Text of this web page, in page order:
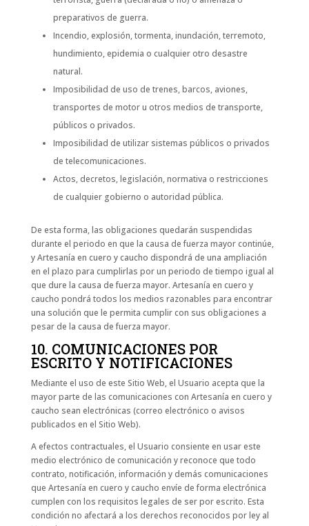
preparativos de guerra.
Incendio, explosión, tormenta, inundación, terremoto,
hundimiento, epidemia o cualquier otro desastre
natural.
Imposibilidad de uso de trenes, barcos, aviones,
transportes de motor u otros medios de transporte,
públicos o privados.
Imposibilidad de utilizar sistemas públicos o privados
de telecomunicaciones.
Actos, decretos, legislación, normativa o restricciones
de cualquier gobierno o autoridad pública.
De esta forma, las obligaciones quedarán suspendidas
durante el periodo en que la causa de fuerza mayor continúe,
y Artesanía en cuero y caucho dispondrá de una ampliación
en el plazo para cumplirlas por un periodo de tiempo igual al
que dure la causa de fuerza mayor. Artesanía en cuero y
caucho pondrá todos los medios razonables para encontrar
una solución que le permita cumplir con sus obligaciones a
pesar de la causa de fuerza mayor.
10. COMUNICACIONES POR
ESCRITO Y NOTIFICACIONES
Mediante el uso de este Sitio Web, el Usuario acepta que la
mayor parte de las comunicaciones con Artesanía en cuero y
caucho sean electrónicas (correo electrónico o avisos
publicados en el Sitio Web).
A efectos contractuales, el Usuario consiente en usar este
medio electrónico de comunicación y reconoce que todo
contrato, notificación, información y demás comunicaciones
que Artesanía en cuero y caucho envíe de forma electrónica
cumplen con los requisitos legales de ser por escrito. Esta
condición no afectará a los derechos reconocidos por ley al